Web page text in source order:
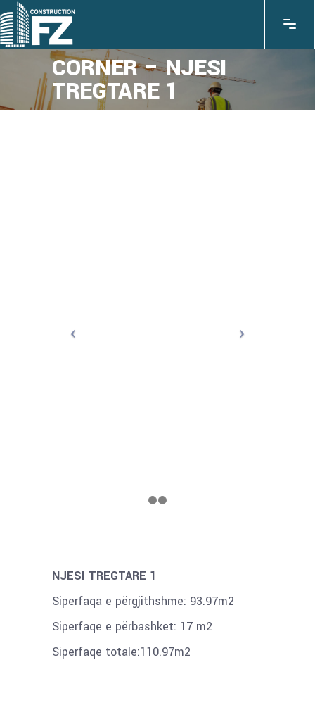
CORNER – NJESI
TREGTARE 1
NJESI TREGTARE 1
Siperfaqa e përgjithshme: 93.97m2
Siperfaqe e përbashket: 17 m2
Siperfaqe totale:110.97m2